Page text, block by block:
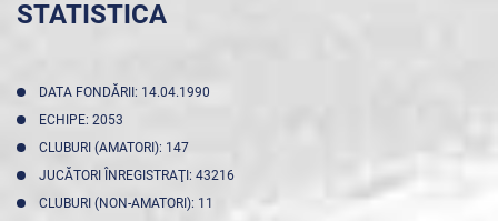
STATISTICA
DATA FONDĂRII: 14.04.1990
ECHIPE: 2053
CLUBURI (AMATORI): 147
JUCĂTORI ÎNREGISTRAŢI: 43216
CLUBURI (NON-AMATORI): 11